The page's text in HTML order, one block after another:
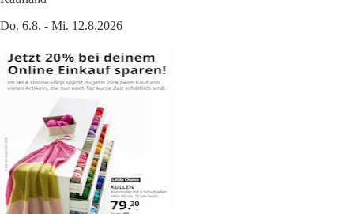
Do. 6.8. - Mi. 12.8.2026